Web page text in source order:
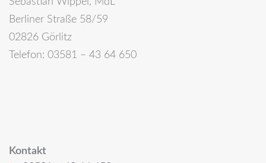
Berliner Straße 58/59
02826 Görlitz
Telefon: 03581 – 43 64 650
Kontakt